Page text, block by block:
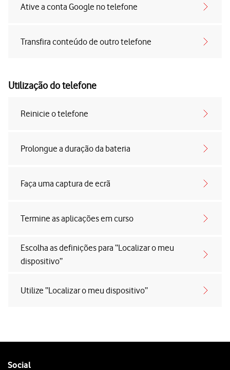
Ative a conta Google no telefone
Transfira conteúdo de outro telefone
Utilização do telefone
Reinicie o telefone
Prolongue a duração da bateria
Faça uma captura de ecrã
Termine as aplicações em curso
Escolha as definições para “Localizar o meu
dispositivo”
Utilize “Localizar o meu dispositivo”
Follow
Social